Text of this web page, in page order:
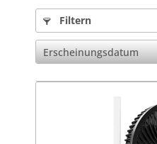
Filtern